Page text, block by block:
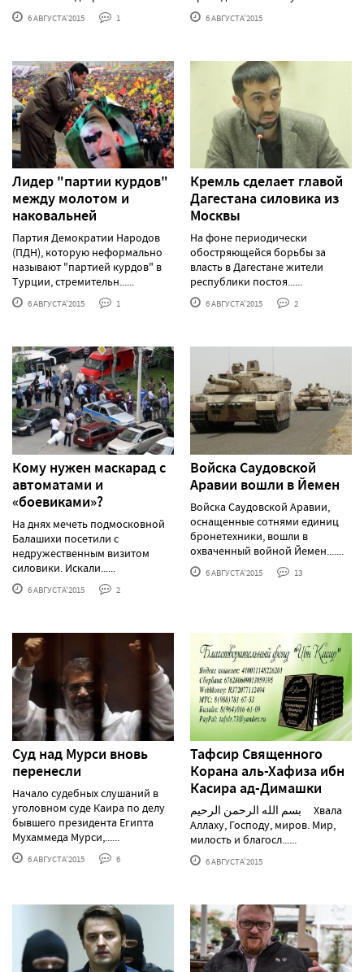
6 АВГУСТА'2015 1 6 АВГУСТА'2015
Лидер "партии курдов"
между молотом и
наковальней
Партия Демократии Народов
(ПДН), которую неформально
называют "партией курдов" в
Турции, стремительн......
6 АВГУСТА'2015 1
Кремль сделает главой
Дагестана силовика из
Москвы
На фоне периодически
обостряющейся борьбы за
власть в Дагестане жители
республики постоя......
6 АВГУСТА'2015 2
Кому нужен маскарад с
автоматами и
«боевиками»?
На днях мечеть подмосковной
Балашихи посетили с
недружественным визитом
силовики. Искали......
6 АВГУСТА'2015 2
Войска Саудовской
Аравии вошли в Йемен
Войска Саудовской Аравии,
оснащенные сотнями единиц
бронетехники, вошли в
охваченный войной Йемен.......
6 АВГУСТА'2015 13
Суд над Мурси вновь
перенесли
Начало судебных слушаний в
уголовном суде Каира по делу
бывшего президента Египта
Мухаммеда Мурси,......
6 АВГУСТА'2015 6
Тафсир Священного
Корана аль-Хафиза ибн
Касира ад-Димашки
بسم الله الرحمن الرحيم Хвала
Аллаху, Господу, миров. Мир,
милость и благосл......
6 АВГУСТА'2015